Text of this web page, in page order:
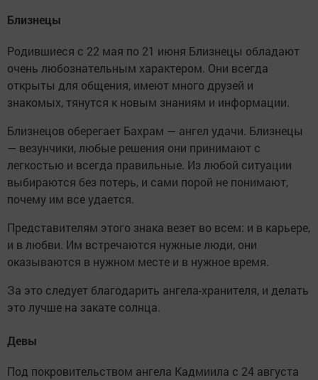
Близнецы
Родившиеся с 22 мая по 21 июня Близнецы обладают
очень любознательным характером. Они всегда
открыты для общения, имеют много друзей и
знакомых, тянутся к новым знаниям и информации.
Близнецов оберегает Бахрам — ангел удачи. Близнецы
— везунчики, любые решения они принимают с
легкостью и всегда правильные. Из любой ситуации
выбираются без потерь, и сами порой не понимают,
почему им все удается.
Представителям этого знака везет во всем: и в карьере,
и в любви. Им встречаются нужные люди, они
оказываются в нужном месте и в нужное время.
За это следует благодарить ангела-хранителя, и делать
это лучше на закате солнца.
Девы
Под покровительством ангела Кадмиила с 24 августа